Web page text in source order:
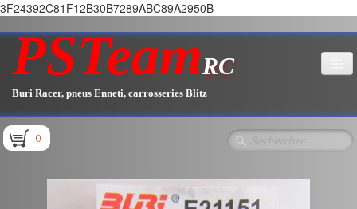
3F24392C81F12B30B7289ABC89A2950B
PSTeamRC
Buri Racer, pneus Enneti, carrosseries Blitz
Accueil
0